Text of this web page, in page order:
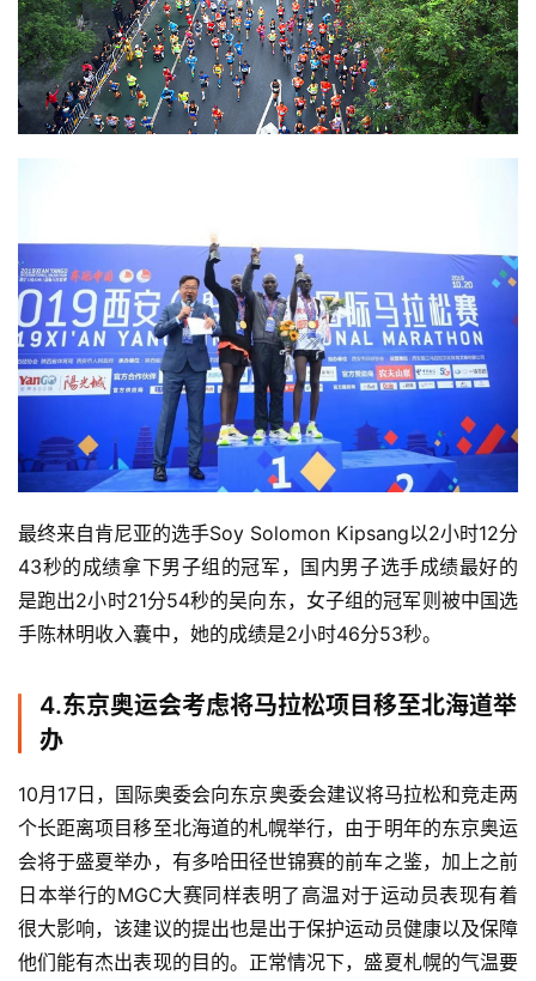
最终来自肯尼亚的选手Soy Solomon Kipsang以2小时12分
43秒的成绩拿下男子组的冠军，国内男子选手成绩最好的
是跑出2小时21分54秒的吴向东，女子组的冠军则被中国选
手陈林明收入囊中，她的成绩是2小时46分53秒。
4.东京奥运会考虑将马拉松项目移至北海道举
办
10月17日，国际奥委会向东京奥委会建议将马拉松和竞走两
个长距离项目移至北海道的札幌举行，由于明年的东京奥运
会将于盛夏举办，有多哈田径世锦赛的前车之鉴，加上之前
日本举行的MGC大赛同样表明了高温对于运动员表现有着
很大影响，该建议的提出也是出于保护运动员健康以及保障
他们能有杰出表现的目的。正常情况下，盛夏札幌的气温要